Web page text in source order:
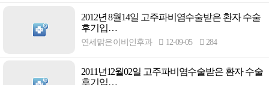
2012년 8월14일 고주파비염수술받은 환자 수술
후기입…
연세맑은이비인후과 12-09-05 284
2011년12월02일 고주파비염수술받은 환자 수술
후기입…